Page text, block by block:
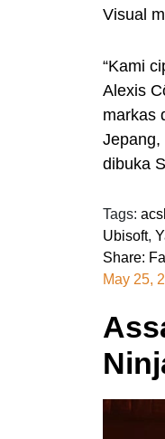
Visual
“Kami
Alexis
markas
Jepang,
dibuka
Tags:
Ubisoft,
Share:
May 25,